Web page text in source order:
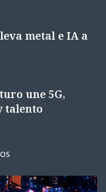
metal e IA a
une 5G,
talento